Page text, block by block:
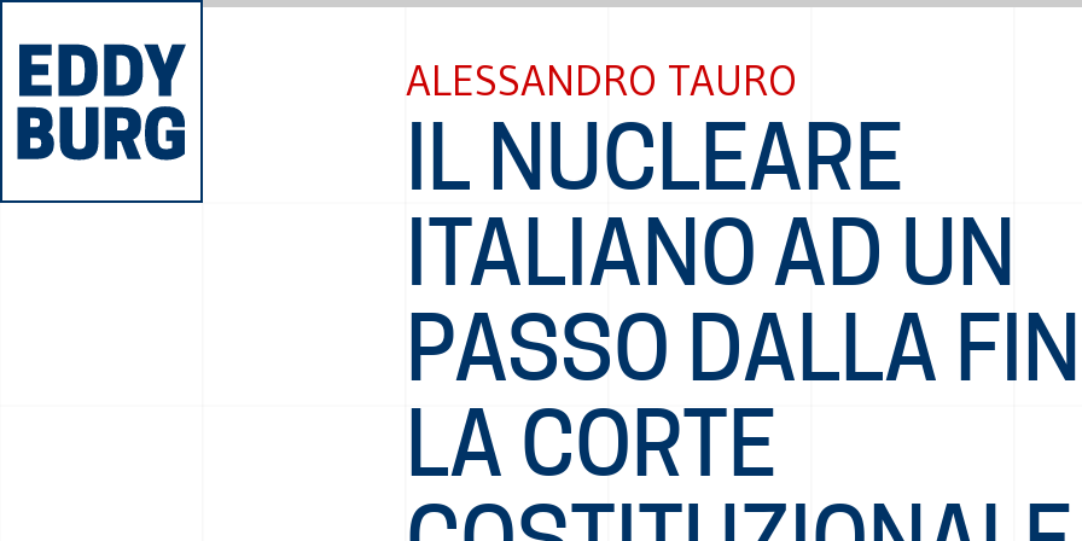
ALESSANDRO TAURO
IL NUCLEARE
ITALIANO AD UN
PASSO DALLA
LA CORTE